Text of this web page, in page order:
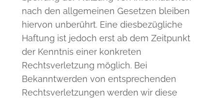
nach den allgemeinen Gesetzen bleiben
hiervon unberührt. Eine diesbezügliche
Haftung ist jedoch erst ab dem Zeitpunkt
der Kenntnis einer konkreten
Rechtsverletzung möglich. Bei
Bekanntwerden von entsprechenden
Rechtsverletzungen werden wir diese